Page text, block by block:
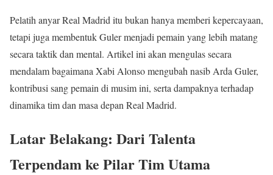
Pelatih anyar Real Madrid itu bukan hanya memberi kepercayaan,
tetapi juga membentuk Guler menjadi pemain yang lebih matang
secara taktik dan mental. Artikel ini akan mengulas secara
mendalam bagaimana Xabi Alonso mengubah nasib Arda Guler,
kontribusi sang pemain di musim ini, serta dampaknya terhadap
dinamika tim dan masa depan Real Madrid.
Latar Belakang: Dari Talenta
Terpendam ke Pilar Tim Utama